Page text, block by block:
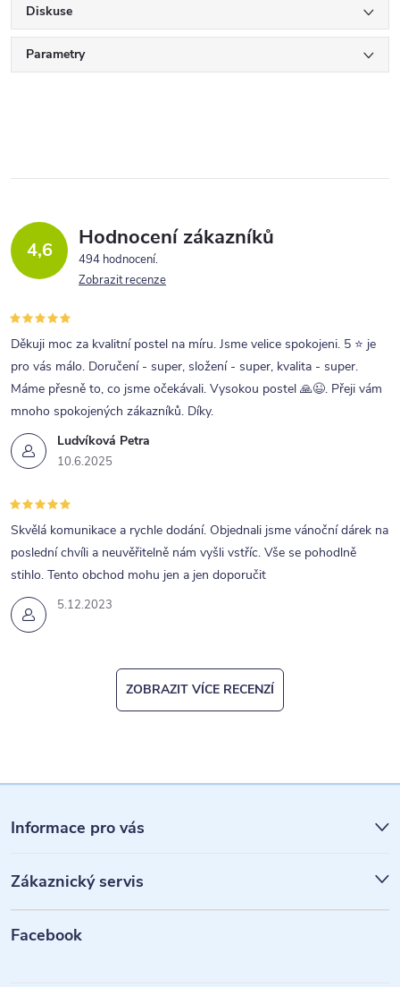
Diskuse
Parametry
4,6 Hodnocení zákazníků
494 hodnocení
Zobrazit recenze
Ludvíková Petra
10.6.2025
Děkuji moc za kvalitní postel na míru. Jsme velice spokojeni. 5 ⭐ je
pro vás málo. Doručení - super, složení - super, kvalita - super.
Máme přesně to, co jsme očekávali. Vysokou postel 🙏😉. Přeji vám
mnoho spokojených zákazníků. Díky.
5.12.2023
Skvělá komunikace a rychle dodání. Objednali jsme vánoční dárek na
poslední chvíli a neuvěřitelně nám vyšli vstříc. Vše se pohodlně
stihlo. Tento obchod mohu jen a jen doporučit
ZOBRAZIT VÍCE RECENZÍ
á
p
a
Informace pro vás
Zákaznický servis
Facebook